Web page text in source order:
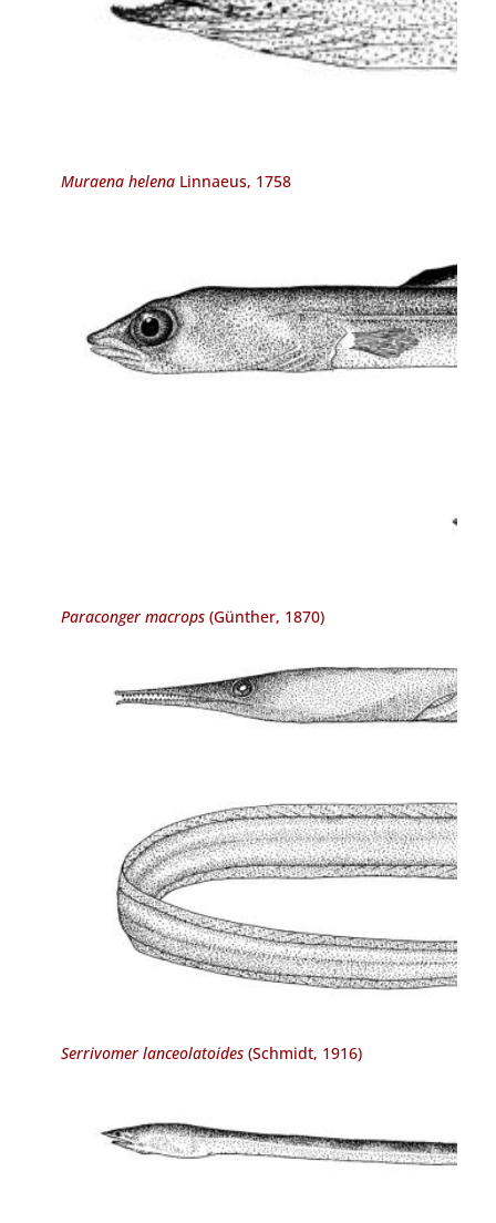
Muraena helenaLinnaeus, 1758
Paraconger macrops(Günther, 1870)
Serrivomer lanceolatoides(Schmidt, 1916)